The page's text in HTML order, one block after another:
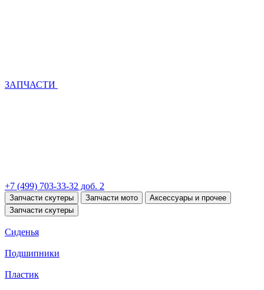
ЗАПЧАСТИ
+7 (499) 703-33-32 доб. 2
Запчасти скутеры Запчасти мото
Аксессуары и прочее
Запчасти скутеры
Сиденья
Подшипники
Пластик